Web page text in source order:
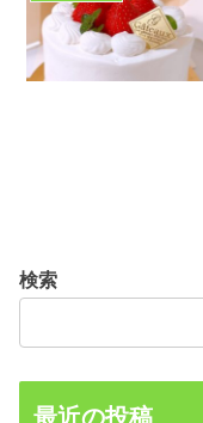
検索
最近の投稿